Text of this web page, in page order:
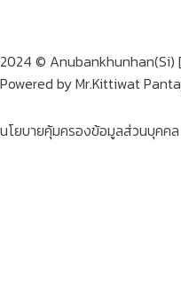
2024 © Anubankhunhan(Si)
Powered by Mr.Kittiwat
นโยบายคุ้มครองข้อมูลส่วนบุคค